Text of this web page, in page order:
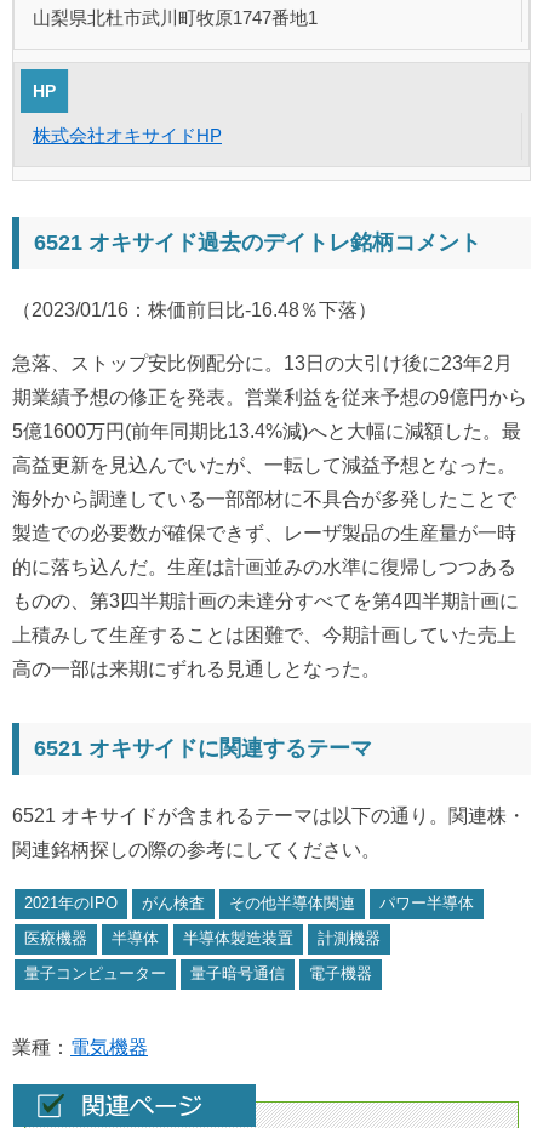
山梨県北杜市武川町牧原1747番地1
HP
株式会社オキサイドHP
6521 オキサイド過去のデイトレ銘柄コメント
（2023/01/16：株価前日比-16.48％下落）
急落、ストップ安比例配分に。13日の大引け後に23年2月
期業績予想の修正を発表。営業利益を従来予想の9億円から
5億1600万円(前年同期比13.4%減)へと大幅に減額した。最
高益更新を見込んでいたが、一転して減益予想となった。
海外から調達している一部部材に不具合が多発したことで
製造での必要数が確保できず、レーザ製品の生産量が一時
的に落ち込んだ。生産は計画並みの水準に復帰しつつある
ものの、第3四半期計画の未達分すべてを第4四半期計画に
上積みして生産することは困難で、今期計画していた売上
高の一部は来期にずれる見通しとなった。
6521 オキサイドに関連するテーマ
6521 オキサイドが含まれるテーマは以下の通り。関連株・
関連銘柄探しの際の参考にしてください。
2021年のIPO がん検査 その他半導体関連
パワー半導体
医療機器
半導体 半導体製造装置
計測機器
量子コンピューター
量子暗号通信 電子機器
業種： 電気機器